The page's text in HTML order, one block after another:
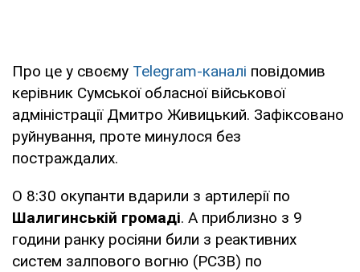
Про це у своєму Telegram-каналі повідомив
керівник Сумської обласної військової
адміністрації Дмитро Живицький. Зафіксовано
руйнування, проте минулося без
постраждалих.
О 8:30 окупанти вдарили з артилерії по
Шалигинській громаді. А приблизно з 9
години ранку росіяни били з реактивних
систем залпового вогню (РСЗВ) по